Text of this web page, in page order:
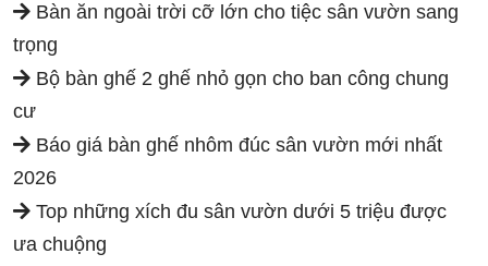
Bàn ăn ngoài trời cỡ lớn cho tiệc sân vườn sang
trọng
Bộ bàn ghế 2 ghế nhỏ gọn cho ban công chung
cư
Báo giá bàn ghế nhôm đúc sân vườn mới nhất
2026
Top những xích đu sân vườn dưới 5 triệu được
ưa chuộng